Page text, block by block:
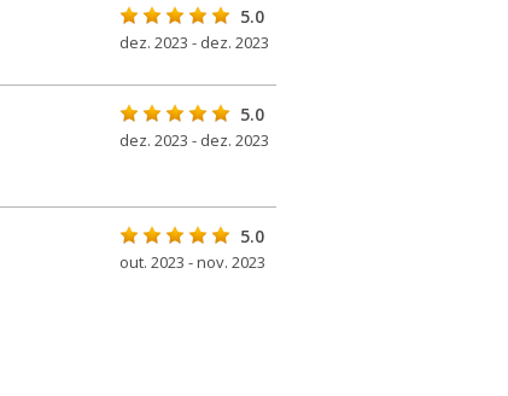
5.0
dez. 2023 - dez. 2023
5.0
dez. 2023 - dez. 2023
5.0
out. 2023 - nov. 2023